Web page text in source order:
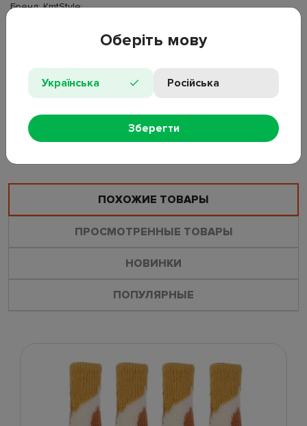
Бренд: KmtStyle;
Цвет: черный;
Особенности: самоклеящаяся основа.
ОСТАВИТЬ ОТЗЫВ ЗАДАТЬ ВОПРОС
ПОХОЖИЕ ТОВАРЫ
ПРОСМОТРЕННЫЕ ТОВАРЫ
НОВИНКИ
ПОПУЛЯРНЫЕ
Оберіть мову
Українська Російська
Зберегти